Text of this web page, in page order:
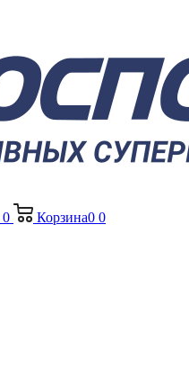
0 Корзина0 0